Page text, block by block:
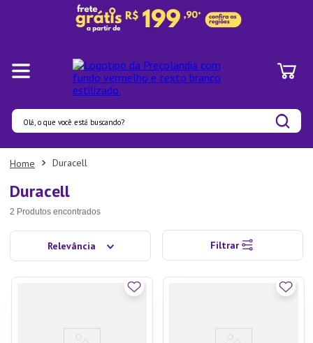
Olá, o que você está buscando?
Duracell
Duracell
2 Produtos
Relevância Filtrar
Termos mais buscados
3º
Organizadores
Bambu
5º
Prato
Tapete